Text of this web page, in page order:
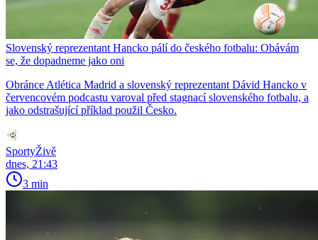
Slovenský reprezentant Hancko pálí do českého fotbalu: Obávám
se, že dopadneme jako oni
Obránce Atlética Madrid a slovenský reprezentant Dávid Hancko v
červencovém podcastu varoval před stagnací slovenského fotbalu, a
jako odstrašující příklad použil Česko.
SportyŽivě
dnes, 21:43
3 min